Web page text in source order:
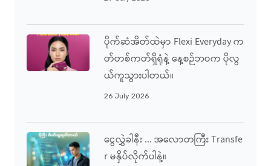
ပိုက်ဆံအိတ်ထဲမှာ Flexi Everyday က
တ်တစ်ကတ်ရှိရုံနဲ့ နေ့စဉ်ဘဝက ပိုလွ
ယ်ကူသွားပါတယ်။
26 July 2026
ငွေလွှဲခါနီး ... အလောတကြီး Transfe
R မနှိပ်လိုက်ပါနဲ့။